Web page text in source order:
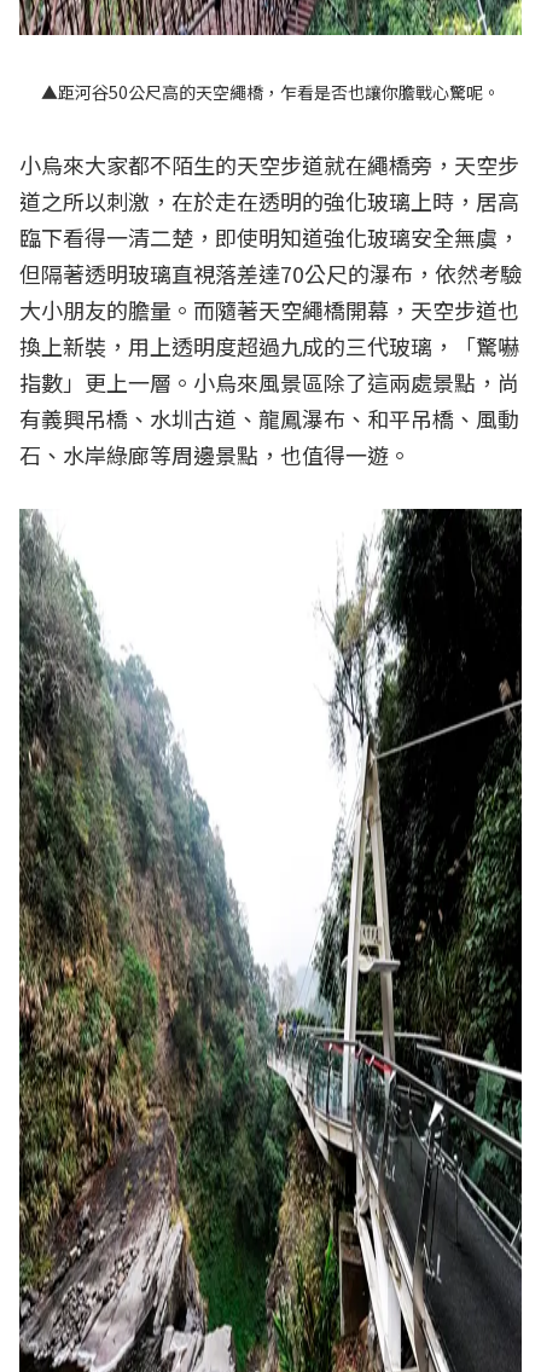
▲距河谷50公尺高的天空繩橋，乍看是否也讓你膽戰心驚呢。
小烏來大家都不陌生的天空步道就在繩橋旁，天空步
道之所以刺激，在於走在透明的強化玻璃上時，居高
臨下看得一清二楚，即使明知道強化玻璃安全無虞，
但隔著透明玻璃直視落差達70公尺的瀑布，依然考驗
大小朋友的膽量。而隨著天空繩橋開幕，天空步道也
換上新裝，用上透明度超過九成的三代玻璃，「驚嚇
指數」更上一層。小烏來風景區除了這兩處景點，尚
有義興吊橋、水圳古道、龍鳳瀑布、和平吊橋、風動
石、水岸綠廊等周邊景點，也值得一遊。